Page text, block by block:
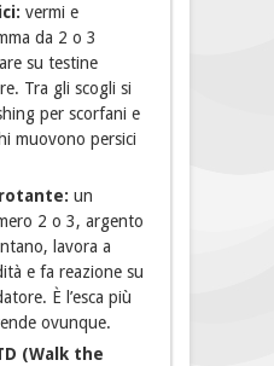
vermi e
da 2 o 3
su testine
Tra gli scogli si
per scorfani e
muovono persici
un
2 o 3, argento
lavora a
e fa reazione su
È l’esca più
ovunque.
(Walk the